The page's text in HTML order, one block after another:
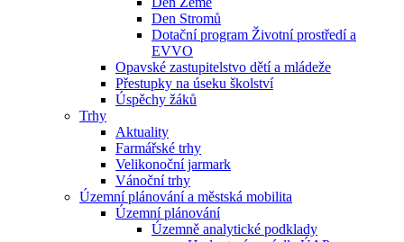
Den Stromů
Dotační program Životní prostředí a
EVVO
Opavské zastupitelstvo dětí a mládeže
Přestupky na úseku školství
Úspěchy žáků
Trhy
Aktuality
Farmářské trhy
Velikonoční jarmark
Vánoční trhy
Územní plánování a městská mobilita
Územní plánování
Územně analytické podklady